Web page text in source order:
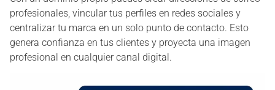
profesionales, vincular tus perfiles en redes sociales y
centralizar tu marca en un solo punto de contacto. Esto
genera confianza en tus clientes y proyecta una imagen
profesional en cualquier canal digital.